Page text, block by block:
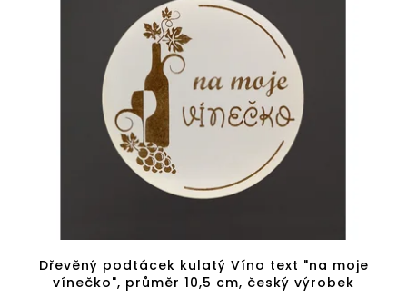
Dřevěný podtácek kulatý Víno text "na moje
vínečko", průměr 10,5 cm, český výrobek